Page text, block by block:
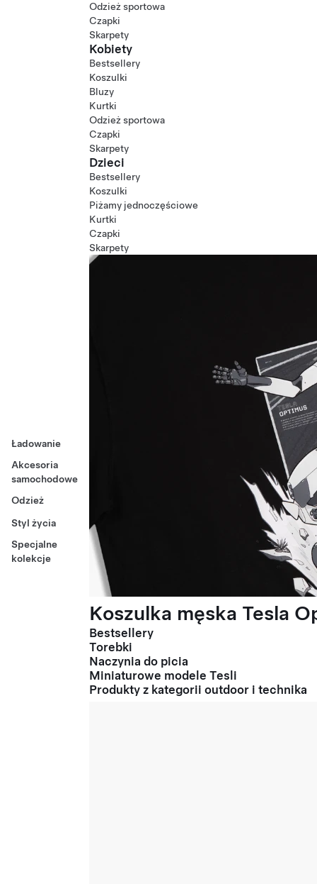
Ładowanie
Akcesoria
samochodowe
Odzież
Styl życia
Specjalne
kolekcje
Odzież sportowa
Czapki
Skarpety
Kobiety
Bestsellery
Koszulki
Bluzy
Kurtki
Odzież sportowa
Czapki
Skarpety
Dzieci
Bestsellery
Koszulki
Piżamy jednoczęściowe
Kurtki
Czapki
Skarpety
Koszulka męska Tesla
Bestsellery
Torebki
Naczynia do picia
Miniaturowe modele Tesli
Produkty z kategorii outdoor i technika